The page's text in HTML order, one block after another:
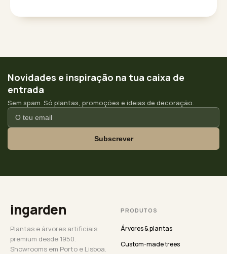
Novidades e inspiração na tua caixa de
entrada
Sem spam. Só plantas, promoções e ideias de decoração.
Subscrever
ingarden
Plantas e árvores artificiais
premium desde 1950.
Showrooms em Porto e Lisboa.
PRODUTOS
Árvores & plantas
Custom-made trees